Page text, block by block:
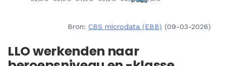
Bron: CBS microdata (EBB) (09-03-2026)
LLO werkenden naar